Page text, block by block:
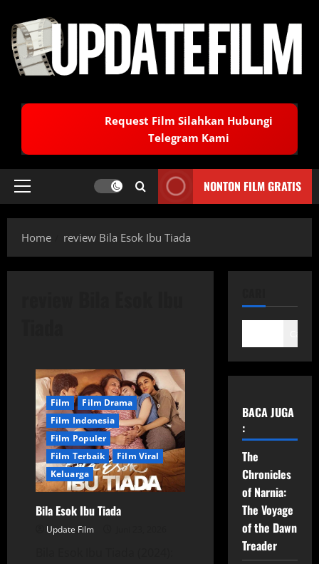
content
Request Film Silahkan Hubungi
Telegram Kami
Primary
NONTON FILM GRATIS
Home review Bila Esok Ibu Tiada
Film
Film Drama
Film Indonesia
Film Populer
Film Terbaik
Film Viral
Keluarga
Bila Esok Ibu Tiada
Update Film
BACA JUGA
:
The
Chronicles
of Narnia:
The Voyage
of the Dawn
Treader